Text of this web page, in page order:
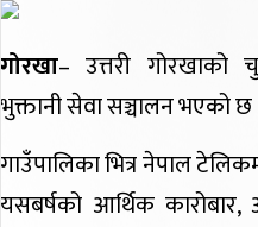
गोरखा– उत्तरी गोरखाको
भुक्तानी सेवा सञ्चालन भएको छ
गाउँपालिका भित्र नेपाल
यसबर्षको आर्थिक